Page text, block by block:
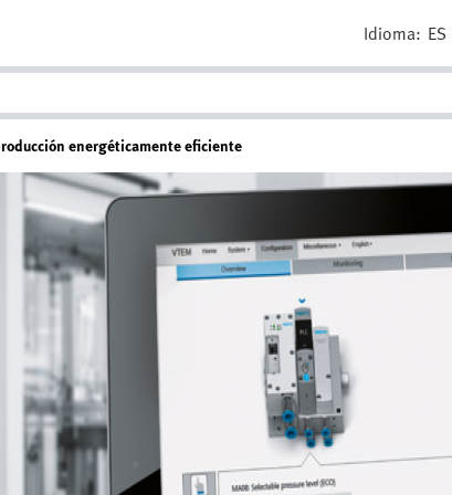
Idioma: ES
energéticamente eficiente